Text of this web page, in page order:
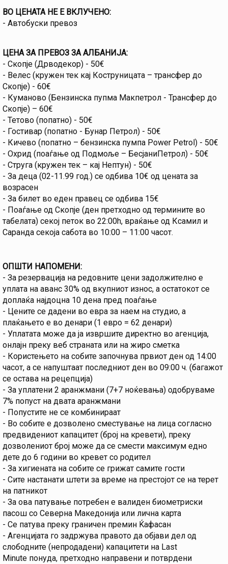
ВО ЦЕНАТА НЕ Е ВКЛУЧЕНО:
- Автобуски превоз
ЦЕНА ЗА ПРЕВОЗ ЗА АЛБАНИЈА:
- Скопје (Дрводекор) - 50€
- Велес (кружен тек кај Коструницата – трансфер до
Скопје) - 60€
- Куманово (Бензинска пупма Макпетрол - Трансфер до
Скопје) – 60€
- Тетово (попатно) - 50€
- Гостивар (попатно - Бунар Петрол) - 50€
- Кичево (попатно – бензинска пумпа Power Petrol) - 50€
- Охрид (поаѓање од Подмоље – БесјаниПетрол) - 50€
- Струга (кружен тек – кај Нептун) - 50€
- За деца (02-11.99 год.) се одбива 10€ од цената за
возрасен
- За билет во еден правец се одбива 15€
- Поаѓање од Скопје (ден претходно од термините во
табелата) секој петок во 22:00h, враќање од Ксамил и
Саранда секоја сабота во 10:00 – 11:00 часот.
ОПШТИ НАПОМЕНИ:
- За резервација на редовните цени задолжително е
уплата на аванс 30% од вкупниот износ, а остатокот се
доплаќа најдоцна 10 дена пред поаѓање
- Цените се дадени во евра за наем на студио, а
плаќањето е во денари (1 евро = 62 денари)
- Уплатата може да ја извршите директно во агенција,
онлајн преку веб страната или на жиро сметка
- Користењето на собите започнува првиот ден од 14:00
часот, а се напуштаат последниот ден во 09:00 ч. (багажот
се остава на рецепција)
- За уплатени 2 аранжмани (7+7 ноќевања) одобруваме
7% попуст на двата аранжмани
- Попустите не се комбинираат
- Во собите е дозволено сместување на лица согласно
предвидениот капацитет (број на кревети), преку
дозволениот број може да се смести максимум едно
дете до 6 години во кревет со родител
- За хигиената на собите се грижат самите гости
- Сите настанати штети за време на престојот се на терет
на патникот
- За ова патување потребен е валиден биометриски
пасош со Северна Македонија или лична карта
- Се патува преку граничен премин Ќафасан
- Агенцијата го задржува правото да објави дел од
слободните (непродадени) капацитети на Last
Minute понуда, претходно направени и потврдени